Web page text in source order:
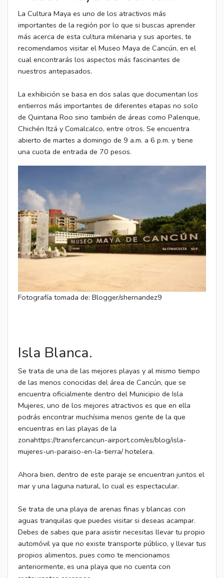
La Cultura Maya es uno de los atractivos más
importantes de la región por lo que si buscas aprender
más acerca de esta cultura milenaria y sus aportes, te
recomendamos visitar el Museo Maya de Cancún, en el
cual encontrarás los aspectos más fascinantes de
nuestros antepasados.
La exhibición se basa en dos salas que documentan los
entierros más importantes de diferentes etapas no solo
de Quintana Roo sino también de áreas como Palenque,
Chichén Itzá y Comalcalco, entre otros. Se encuentra
abierto de martes a domingo de 9 a.m. a 6 p.m. y tiene
una cuota de entrada de 70 pesos.
Fotografía tomada de: Blogger/shernandez9
Isla Blanca.
Se trata de una de las mejores playas y al mismo tiempo
de las menos conocidas del área de Cancún, que se
encuentra oficialmente dentro del Municipio de Isla
Mujeres, uno de los mejores atractivos es que en ella
podrás encontrar muchísima menos gente de la que
encuentras en las playas de la
zonahttps://transfercancun-airport.com/es/blog/isla-
mujeres-un-paraiso-en-la-tierra/ hotelera.
Ahora bien, dentro de este paraje se encuentran juntos el
mar y una laguna natural, lo cual es espectacular.
Se trata de una playa de arenas finas y blancas con
aguas tranquilas que puedes visitar si deseas acampar.
Debes de sabes que para asistir necesitas llevar tu propio
automóvil ya que no existe transporte público, y llevar tus
propios alimentos, pues como te mencionamos
anteriormente, es una playa que no cuenta con